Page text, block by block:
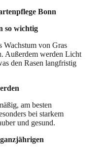
Bonn
so wichtig
Wachstum von Gras
Außerdem werden Licht
den Rasen langfristig
am besten
bei starkem
und gesund.